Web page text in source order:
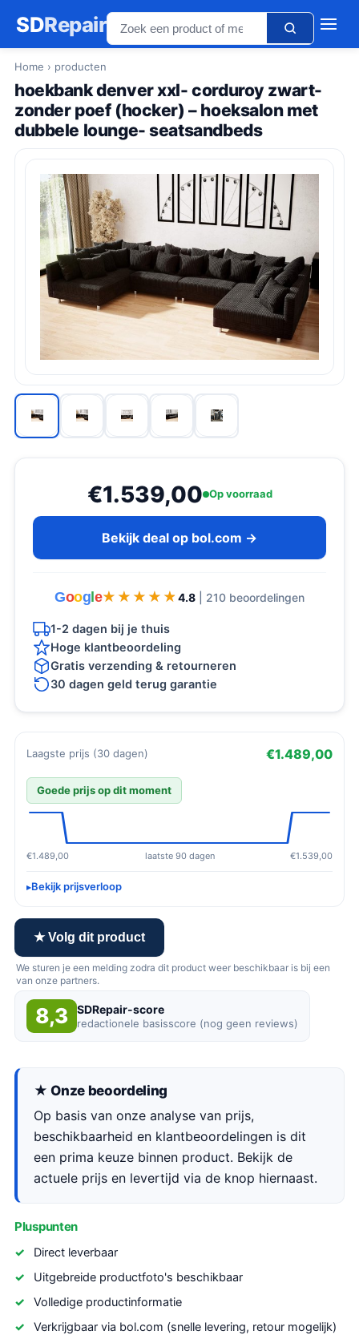
SDRepair
Home › producten
hoekbank denver xxl- corduroy zwart-
zonder poef (hocker) – hoeksalon met
dubbele lounge- seatsandbeds
€1.539,00 Op voorraad
Bekijk deal op bol.com →
Google★★★★★
★★★★★ 4.8 | 210 beoordelingen
1-2 dagen bij je thuis
Hoge klantbeoordeling
Gratis verzending & retourneren
30 dagen geld terug garantie
Laagste prijs (30 dagen) €1.489,00
Goede prijs op dit moment
€1.489,00 laatste 90 dagen €1.539,00
Bekijk prijsverloop
★ Volg dit product
We sturen je een melding zodra dit product weer beschikbaar is bij een
van onze partners.
8,3 SDRepair-score
redactionele basisscore (nog geen reviews)
★ Onze beoordeling
Op basis van onze analyse van prijs,
beschikbaarheid en klantbeoordelingen is dit
een prima keuze binnen product. Bekijk de
actuele prijs en levertijd via de knop hiernaast.
Pluspunten
Direct leverbaar
Uitgebreide productfoto's beschikbaar
Volledige productinformatie
Verkrijgbaar via bol.com (snelle levering, retour mogelijk)